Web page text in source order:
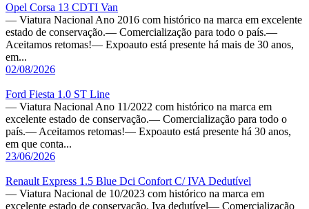
Opel Corsa 13 CDTI Van
— Viatura Nacional Ano 2016 com histórico na marca em excelente
estado de conservação.— Comercialização para todo o país.—
Aceitamos retomas!— Expoauto está presente há mais de 30 anos,
em...
02/08/2026
Ford Fiesta 1.0 ST Line
— Viatura Nacional Ano 11/2022 com histórico na marca em
excelente estado de conservação.— Comercialização para todo o
país.— Aceitamos retomas!— Expoauto está presente há 30 anos,
em que conta...
23/06/2026
Renault Express 1.5 Blue Dci Confort C/ IVA Dedutível
— Viatura Nacional de 10/2023 com histórico na marca em
excelente estado de conservação. Iva dedutível— Comercialização